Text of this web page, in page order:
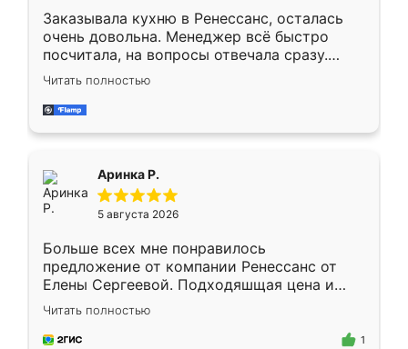
Заказывала кухню в Ренессанс, осталась
очень довольна. Менеджер всё быстро
посчитала, на вопросы отвечала сразу.
Замерщик приехал в субботу, подошёл к
делу со всей ответственностью. Собрали
за день, ребята работали аккуратно, даже
Читать полностью
Аринка Р.
5 августа 2026
Больше всех мне понравилось
предложение от компании Ренессанс от
Елены Сергеевой. Подходяшщая цена и
короткие сроки изготовления. Приехавший
для замера сотрудник Владислав
предложил по моему эскизу самый
Читать полностью
1